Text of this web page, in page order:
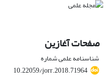
صفحات آغازین
شناسنامه علمی شماره
10.22059/jorr.2018.71964